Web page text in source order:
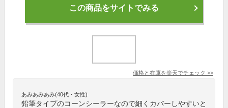
この商品をサイトでみる
価格と在庫を楽天でチェック >>
あみあみあみ(40代・女性)
鉛筆タイプのコーンシーラーなので細くカバーしやすいと